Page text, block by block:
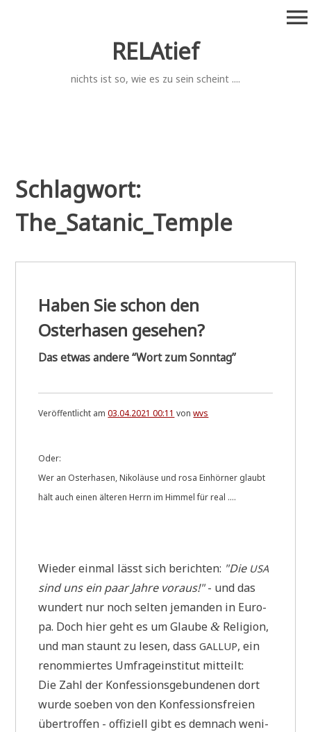
RELAtief
nichts ist so, wie es zu sein scheint ....
menu
Schlagwort:
The_Satanic_Temple
Haben Sie schon den
Osterhasen gesehen?
Das etwas andere “Wort zum Sonntag”
Veröffentlicht am03.04.2021 00:11 vonwvs
Oder:
Wer an Oster­ha­sen, Niko­läu­se und rosa Ein­hör­ner glaubt
hält auch einen älte­ren Herrn im Him­mel für real ....
Wie­der ein­mal lässt sich berich­ten: "Die USA
sind uns ein paar Jah­re vor­aus!"- und das
wun­dert nur noch sel­ten jeman­den in Euro­
pa. Doch hier geht es um Glau­be& Reli­gi­on,
und man staunt zu lesen, dassGALLUP, ein
renom­mier­tes Umfra­ge­insti­tut mitteilt:
Die Zahl der Kon­fes­si­ons­ge­bun­de­nen dort
wur­de soeben von den Kon­fes­si­ons­frei­en
über­trof­fen - offi­zi­ell gibt es dem­nach weni­